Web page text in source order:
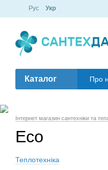
Рус Укр
Каталог Про
Інтернет магазин сантехніки та
Eco
Теплотехніка